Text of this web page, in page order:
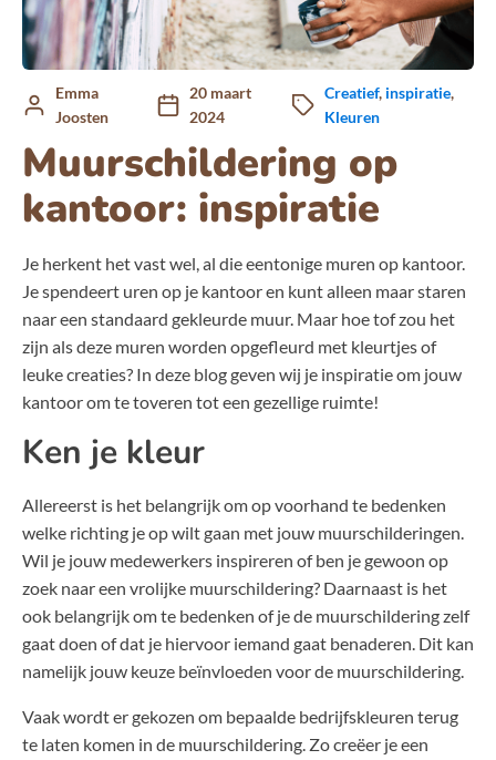
Emma
Joosten
20 maart
2024
Creatief, inspiratie,
Kleuren
Muurschildering op
kantoor: inspiratie
Je herkent het vast wel, al die eentonige muren op kantoor.
Je spendeert uren op je kantoor en kunt alleen maar staren
naar een standaard gekleurde muur. Maar hoe tof zou het
zijn als deze muren worden opgefleurd met kleurtjes of
leuke creaties? In deze blog geven wij je inspiratie om jouw
kantoor om te toveren tot een gezellige ruimte!
Ken je kleur
Allereerst is het belangrijk om op voorhand te bedenken
welke richting je op wilt gaan met jouw muurschilderingen.
Wil je jouw medewerkers inspireren of ben je gewoon op
zoek naar een vrolijke muurschildering? Daarnaast is het
ook belangrijk om te bedenken of je de muurschildering zelf
gaat doen of dat je hiervoor iemand gaat benaderen. Dit kan
namelijk jouw keuze beïnvloeden voor de muurschildering.
Vaak wordt er gekozen om bepaalde bedrijfskleuren terug
te laten komen in de muurschildering. Zo creëer je een